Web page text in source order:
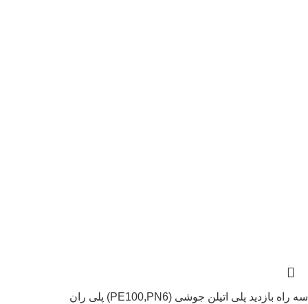
سه راه بازدید پلی اتیلن جوشی (PE100,PN6) پلی ران